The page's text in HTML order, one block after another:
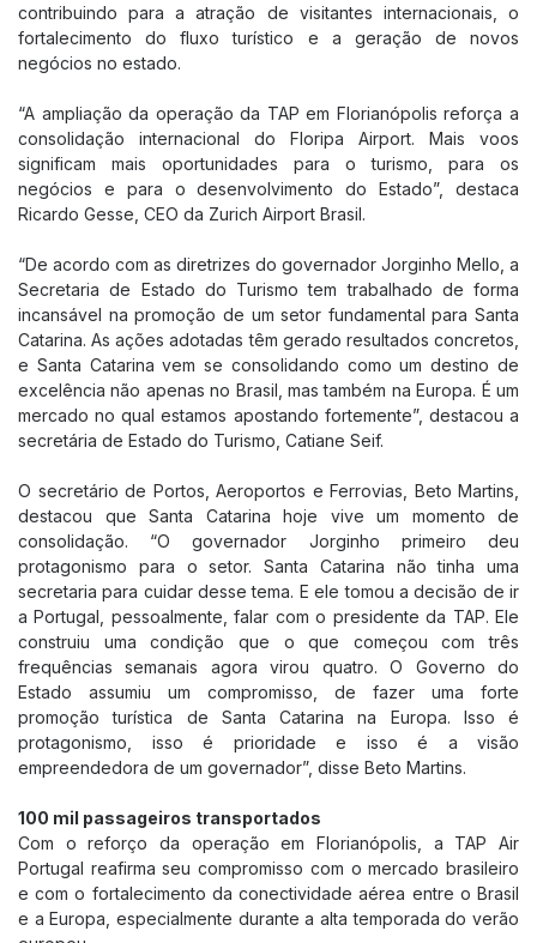
Ruído Aeronáutico
Estatísticas e Documentos
Aeroporto de Interesse
Notícias
Patrocínios
Novo Terminal - Construção
Nossa Marca
contribuindo para a atração de visitantes internacionais, o
fortalecimento do fluxo turístico e a geração de novos
negócios no estado.
“A ampliação da operação da TAP em Florianópolis reforça a
consolidação internacional do Floripa Airport. Mais voos
significam mais oportunidades para o turismo, para os
negócios e para o desenvolvimento do Estado”, destaca
Ricardo Gesse, CEO da Zurich Airport Brasil.
“De acordo com as diretrizes do governador Jorginho Mello, a
Secretaria de Estado do Turismo tem trabalhado de forma
incansável na promoção de um setor fundamental para Santa
Catarina. As ações adotadas têm gerado resultados concretos,
e Santa Catarina vem se consolidando como um destino de
excelência não apenas no Brasil, mas também na Europa. É um
mercado no qual estamos apostando fortemente”, destacou a
secretária de Estado do Turismo, Catiane Seif.
O secretário de Portos, Aeroportos e Ferrovias, Beto Martins,
destacou que Santa Catarina hoje vive um momento de
consolidação. “O governador Jorginho primeiro deu
protagonismo para o setor. Santa Catarina não tinha uma
secretaria para cuidar desse tema. E ele tomou a decisão de ir
a Portugal, pessoalmente, falar com o presidente da TAP. Ele
construiu uma condição que o que começou com três
frequências semanais agora virou quatro. O Governo do
Estado assumiu um compromisso, de fazer uma forte
promoção turística de Santa Catarina na Europa. Isso é
protagonismo, isso é prioridade e isso é a visão
empreendedora de um governador”, disse Beto Martins.
100 mil passageiros transportados
Com o reforço da operação em Florianópolis, a TAP Air
Portugal reafirma seu compromisso com o mercado brasileiro
e com o fortalecimento da conectividade aérea entre o Brasil
e a Europa, especialmente durante a alta temporada do verão